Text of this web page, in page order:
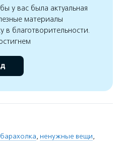
у вас была актуальная
материалы
в благотворительности.
, ненужные вещи,